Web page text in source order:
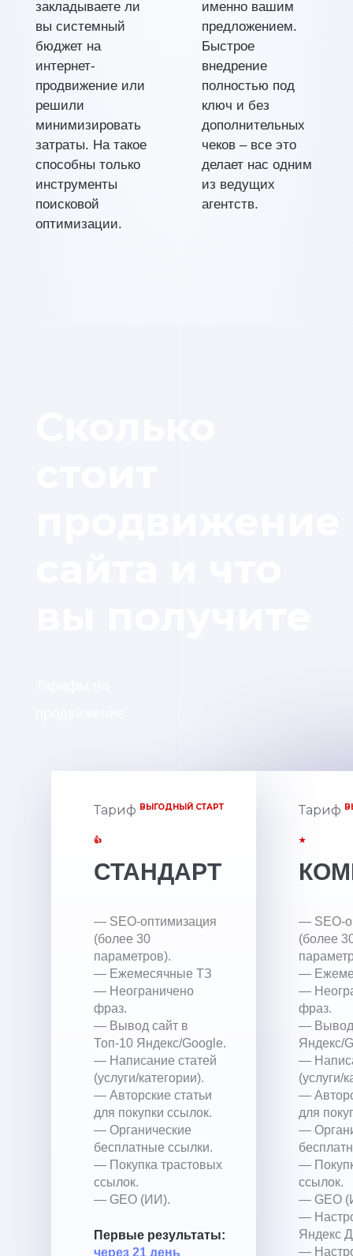
закладываете ли
вы системный
бюджет на
интернет-
продвижение или
решили
минимизировать
затраты. На такое
способны только
инструменты
поисковой
оптимизации.
именно вашим
предложением.
Быстрое
внедрение
полностью под
ключ и без
дополнительных
чеков – все это
делает нас одним
из ведущих
агентств.
Тариф ВЫГОДНЫЙ СТАРТ
👍
СТАНДАРТ
— SEO-оптимизация
(более 30
параметров).
— Ежемесячные ТЗ
— Неограничено
фраз.
— Вывод сайт в
Топ-10 Яндекс/Google.
— Написание статей
(услуги/категории).
— Авторские статьи
для покупки ссылок.
— Органические
бесплатные ссылки.
— Покупка трастовых
ссылок.
— GEO (ИИ).
Первые результаты:
через 21 день
Тариф
★
— SEO-
(более
—
—
фраз.
— Вывод
Яндекс/
—
(услуги/
—
для
—
—
ссылок.
— GEO
—
Яндекс
—